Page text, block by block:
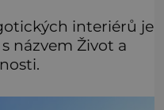
interiérů je
názvem Život a